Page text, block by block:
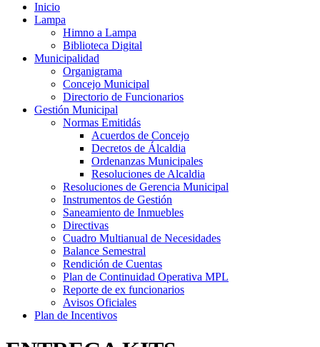
Inicio
Lampa
Himno a Lampa
Biblioteca Digital
Municipalidad
Organigrama
Concejo Municipal
Directorio de Funcionarios
Gestión Municipal
Normas Emitidás
Acuerdos de Concejo
Decretos de Álcaldia
Ordenanzas Municipales
Resoluciones de Alcaldia
Resoluciones de Gerencia Municipal
Instrumentos de Gestión
Saneamiento de Inmuebles
Directivas
Cuadro Multianual de Necesidades
Balance Semestral
Rendición de Cuentas
Plan de Continuidad Operativa MPL
Reporte de ex funcionarios
Avisos Oficiales
Plan de Incentivos